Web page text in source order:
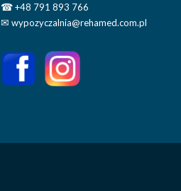
☎+48 791 893 766
✉ wypozyczalnia@rehamed.com.pl